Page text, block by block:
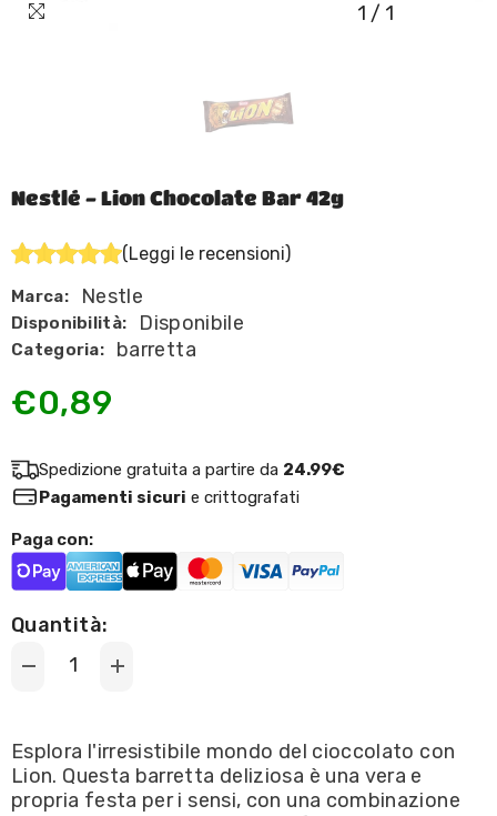
1 / 1
Nestlé - Lion Chocolate Bar 42g
(Leggi le recensioni)
Marca: Nestle
Disponibilità: Disponibile
Categoria: barretta
€0,89
Spedizione gratuita a partire da 24.99€
Pagamenti sicuri e crittografati
Paga con:
Quantità:
Decrease
Lion
Chocolate
42g
Increase
Lion
Chocolate
Bar
42g
Esplora l'irresistibile mondo del cioccolato con
Lion. Questa barretta deliziosa è una vera e
propria festa per i sensi, con una combinazione